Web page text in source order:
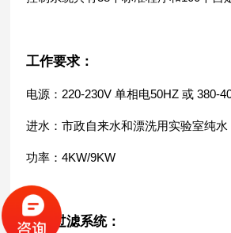
工作要求：
电源：220-230V 单相电50HZ 或 380-
进水：市政自来水和漂洗用实验室纯水
功率：4KW/9KW
四重过滤系统：